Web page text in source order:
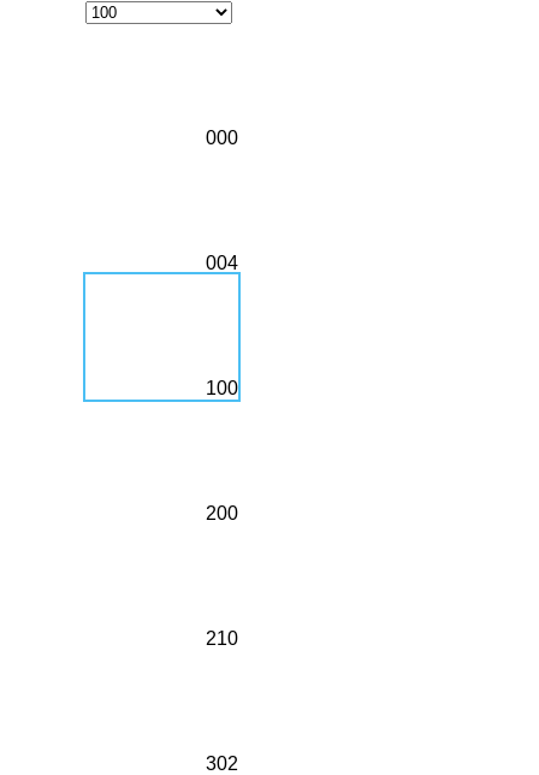
000
004
100
200
210
302